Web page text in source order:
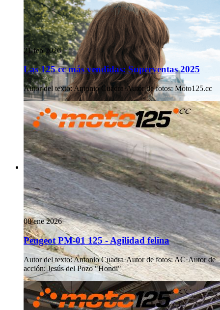
21 feb 2026
Las 125 cc más vendidas: Superventas 2025
Autor del texto:Antonio Cuadra·Autor de fotos: Moto125.cc
08 ene 2026
Peugeot PM-01 125 - Agilidad felina
Autor del texto:Antonio Cuadra·Autor de fotos:AC·Autor de
acción: Jesús del Pozo "Hondi"